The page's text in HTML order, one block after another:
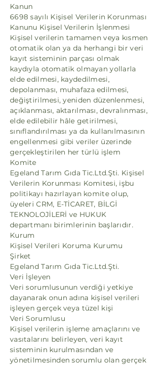
Kanun
6698 sayılı Kişisel Verilerin Korunması
Kanunu Kişisel Verilerin İşlenmesi
Kişisel verilerin tamamen veya kısmen
otomatik olan ya da herhangi bir veri
kayıt sisteminin parçası olmak
kaydıyla otomatik olmayan yollarla
elde edilmesi, kaydedilmesi,
depolanması, muhafaza edilmesi,
değiştirilmesi, yeniden düzenlenmesi,
açıklanması, aktarılması, devralınması,
elde edilebilir hâle getirilmesi,
sınıflandırılması ya da kullanılmasının
engellenmesi gibi veriler üzerinde
gerçekleştirilen her türlü işlem
Komite
Egeland Tarım Gıda Tic.Ltd.Şti. Kişisel
Verilerin Korunması Komitesi, işbu
politikayı hazırlayan komite olup,
üyeleri CRM, E-TİCARET, BİLGİ
TEKNOLOJİLERİ ve HUKUK
departmanı birimlerinin başlarıdır.
Kurum
Kişisel Verileri Koruma Kurumu
Şirket
Egeland Tarım Gıda Tic.Ltd.Şti.
Veri İşleyen
Veri sorumlusunun verdiği yetkiye
dayanarak onun adına kişisel verileri
işleyen gerçek veya tüzel kişi
Veri Sorumlusu
Kişisel verilerin işleme amaçlarını ve
vasıtalarını belirleyen, veri kayıt
sisteminin kurulmasından ve
yönetilmesinden sorumlu olan gerçek